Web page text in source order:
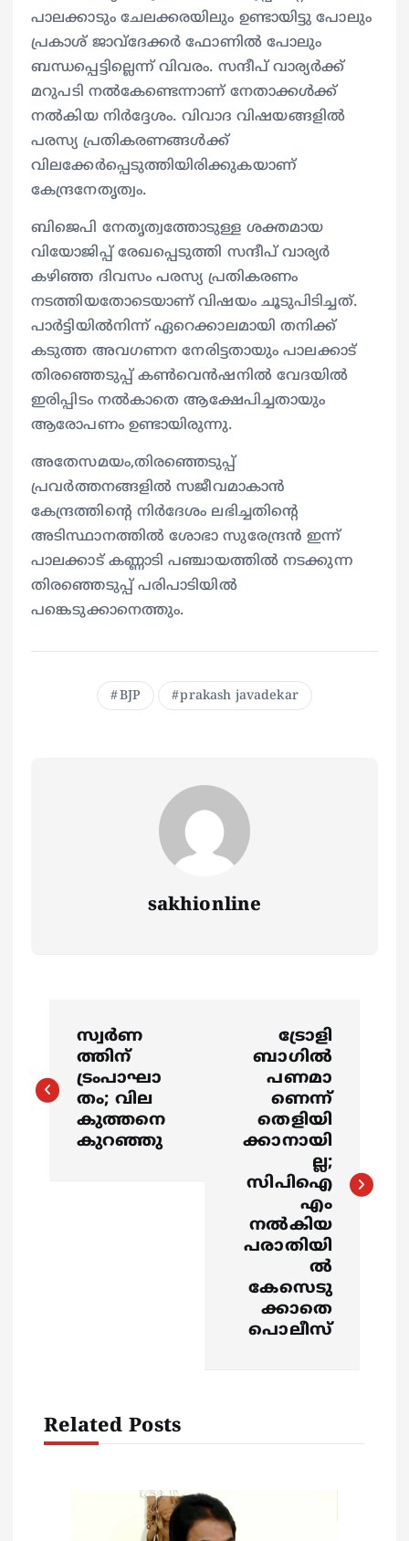
പാലക്കാടും ചേലക്കരയിലും ഉണ്ടായിട്ടു പോലും
പ്രകാശ് ജാവ്ദേക്കർ ഫോണിൽ പോലും
ബന്ധപ്പെട്ടില്ലെന്ന് വിവരം. സന്ദീപ് വാര്യർക്ക്
മറുപടി നൽകേണ്ടെന്നാണ് നേതാക്കൾക്ക്
നൽകിയ നിർദ്ദേശം. വിവാദ വിഷയങ്ങളിൽ
പരസ്യ പ്രതികരണങ്ങൾക്ക്
വിലക്കേർപ്പെടുത്തിയിരിക്കുകയാണ്
കേന്ദ്രനേതൃത്വം.
ബിജെപി നേതൃത്വത്തോടുള്ള ശക്തമായ
വിയോജിപ്പ് രേഖപ്പെടുത്തി സന്ദീപ് വാര്യര്‍
കഴിഞ്ഞ ദിവസം പരസ്യ പ്രതികരണം
നടത്തിയതോടെയാണ് വിഷയം ചൂടുപിടിച്ചത്.
പാര്‍ട്ടിയില്‍നിന്ന് ഏറെക്കാലമായി തനിക്ക്
കടുത്ത അവഗണന നേരിട്ടതായും പാലക്കാട്
തിരഞ്ഞെടുപ്പ് കണ്‍വെന്‍ഷനില്‍ വേദയില്‍
ഇരിപ്പിടം നല്‍കാതെ ആക്ഷേപിച്ചതായും
ആരോപണം ഉണ്ടായിരുന്നു.
അതേസമയം,തിരഞ്ഞെടുപ്പ്
പ്രവർത്തനങ്ങളിൽ സജീവമാകാൻ
കേന്ദ്രത്തിന്റെ നിർദേശം ലഭിച്ചതിന്റെ
അടിസ്ഥാനത്തിൽ ശോഭാ സുരേന്ദ്രൻ ഇന്ന്
പാലക്കാട് കണ്ണാടി പഞ്ചായത്തിൽ നടക്കുന്ന
തിരഞ്ഞെടുപ്പ് പരിപാടിയിൽ
പങ്കെടുക്കാനെത്തും.
BJP prakash javadekar
sakhionline
o
s
a
സ്വർണ
ത്തിന്
ട്രംപാഘാ
തം; വില
കുത്തനെ
കുറഞ്ഞു
ട്രോളി
ബാഗിൽ
പണമാ
ണെന്ന്
തെളിയി
ക്കാനായി
ല്ല;
സിപിഐ
എം
നൽകിയ
പരാതിയി
ൽ
കേസെടു
ക്കാതെ
പൊലീസ്
Related Posts